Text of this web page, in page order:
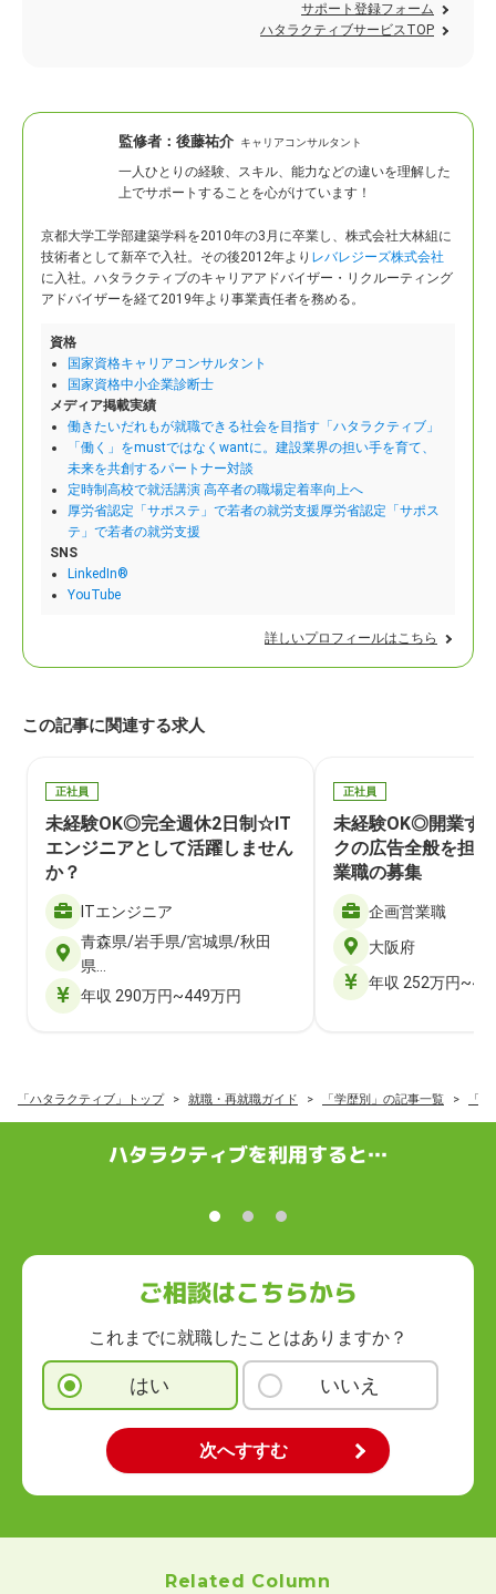
サポート登録フォーム
ハタラクティブサービスTOP
監修者： 後藤祐介 キャリアコンサルタント
一人ひとりの経験、スキル、能力などの違いを理解した
上でサポートすることを心がけています！
京都大学工学部建築学科を2010年の3月に卒業し、株式会社大林組に
技術者として新卒で入社。 その後2012年より レバレジーズ株式会社
に入社。ハタラクティブのキャリアアドバイザー・リクルーティング
アドバイザーを経て2019年より事業責任者を務める。
資格
国家資格キャリアコンサルタント
国家資格中小企業診断士
メディア掲載実績
働きたいだれもが就職できる社会を目指す「ハタラクティブ」
「働く」をmustではなくwantに。建設業界の担い手を育て、
未来を共創するパートナー対談
定時制高校で就活講演 高卒者の職場定着率向上へ
厚労省認定「サポステ」で若者の就労支援厚労省認定「サポス
テ」で若者の就労支援
SNS
LinkedIn®
YouTube
詳しいプロフィールはこちら
この記事に関連する求人
正社員
未経験OK◎完全週休2日制☆IT
エンジニアとして活躍しません
か？
ITエンジニア
青森県/岩手県/宮城県/秋田
県…
年収 290万円~449万円
正社員
未経験OK◎開業す
クの広告全般を担
業職の募集
企画営業職
大阪府
年収 252万円
「ハタラクティブ」トップ 就職・再就職ガイド 「学歴別」の記事一覧 「
ハタラクティブを利用すると…
ご相談はこちらから
これまでに就職したことはありますか？
はい いいえ
Related Column